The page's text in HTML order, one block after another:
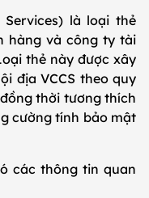
Services) là loại thẻ
hàng và công ty tài
thẻ này được xây
địa VCCS theo quy
thời tương thích
cường tính bảo mật
các thông tin quan